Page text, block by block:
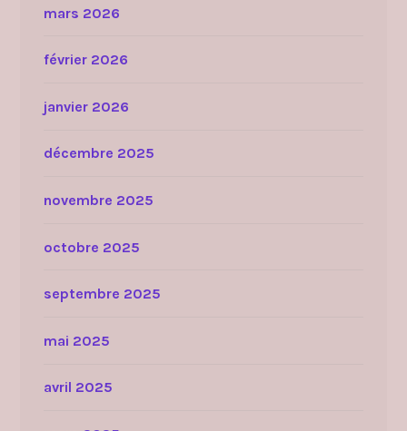
mars 2026
février 2026
janvier 2026
décembre 2025
novembre 2025
octobre 2025
septembre 2025
mai 2025
avril 2025